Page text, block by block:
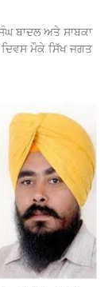
ਬਾਦਲ ਅਤੇ ਸਾਬਕਾ
ਮੌਕੇ ਸਿੱਖ ਜਗਤ